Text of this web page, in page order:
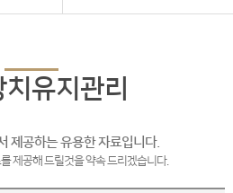
유지관리
제공하는 유용한 자료입니다.
제공해 드릴것을 약속 드리겠습니다.